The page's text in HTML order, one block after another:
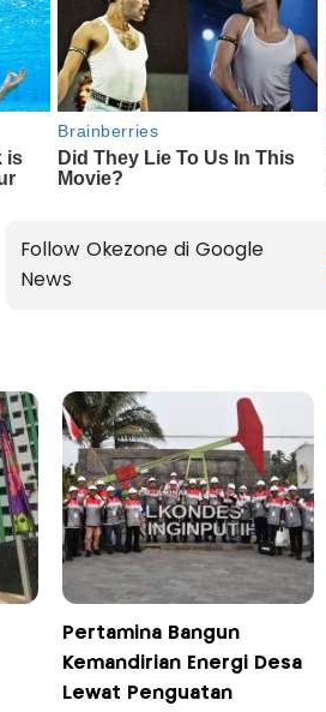
Follow Okezone di Google
News
Pertamina Bangun
Kemandirian Energi Desa
Lewat Penguatan